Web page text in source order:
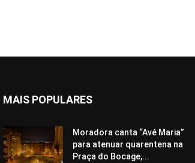
MAIS POPULARES
Moradora canta “Avé Maria”
para atenuar quarentena na
Praça do Bocage,...